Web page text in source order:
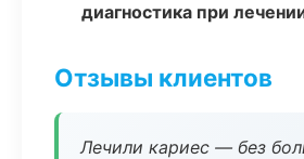
диагностика при
Отзывы клиентов
Лечили кариес — без